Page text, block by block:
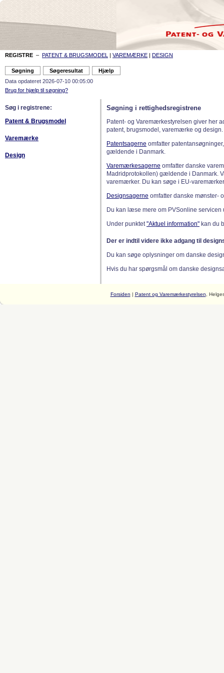
REGISTRE – PATENT & BRUGSMODEL | VAREMÆRKE | DESIGN
Data opdateret 2026-07-10 00:05:00
Brug for hjælp til søgning?
Søg i registrene:
Patent & Brugsmodel
Varemærke
Design
Søgning i rettighedsregistrene
Patent- og Varemærkestyrelsen giver her
patent, brugsmodel, varemærke og design.
Patentsagerne omfatter
gældende i Danmark.
Varemærkesagerne omfatter danske
Madridprotokollen) gældende i Danmark.
varemærker. Du kan søge i EU-
Designsagerne omfatter danske mønster-
Du kan læse mere om PVSonline
Under punktet"Aktuel information" kan du
Der er indtil videre ikke adgang til
Du kan søge oplysninger om danske
Hvis du har spørgsmål om danske
Forsiden | Patent og Varemærkestyrelsen ,